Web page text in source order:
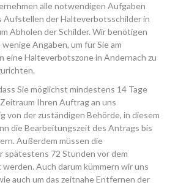
alle notwendigen Aufgaben
Aufstellen der Halteverbotsschilder in
Abholen der Schilder. Wir benötigen
Angaben, um für Sie am
eine Halteverbotszone in Andernach zu
Sie möglichst mindestens 14 Tage
Ihren Auftrag an uns
von der zuständigen Behörde, in diesem
die Bearbeitungszeit des Antrags bis
Außerdem müssen die
spätestens 72 Stunden vor dem
Auch darum kümmern wir uns
auch um das zeitnahe Entfernen der